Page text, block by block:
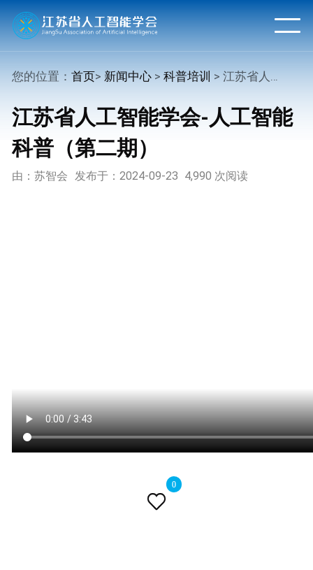
您的位置：首页> 新闻中心 >科普培训 > 江苏省人工智能学会-人工智能科普（第二期）

0
江苏省人工智能学会-人工智能
科普（第二期）
由：苏智会 发布于：2024-09-23 4,990 次阅读